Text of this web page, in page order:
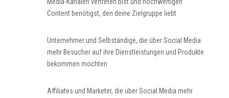
Media-Kanälen vertreten bist und hochwertigen
Content benötigst, den deine Zielgruppe liebt
Unternehmer und Selbständige, die über Social Media
mehr Besucher auf ihre Dienstleistungen und Produkte
bekommen möchten
Affiliates und Marketer, die über Social Media mehr